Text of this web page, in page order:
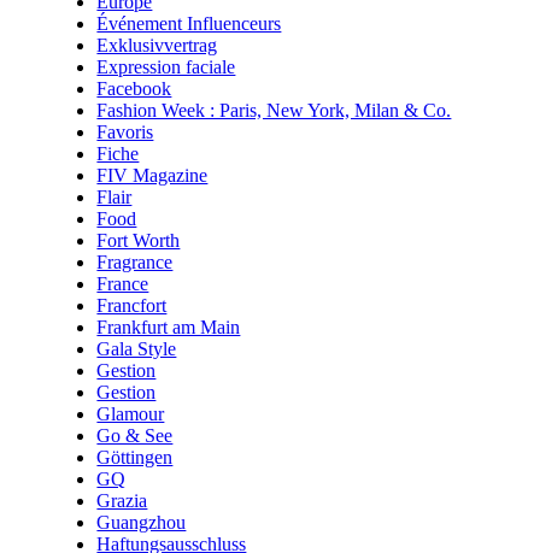
Événement Influenceurs
Exklusivvertrag
Expression faciale
Facebook
Fashion Week : Paris, New York, Milan & Co.
Favoris
Fiche
FIV Magazine
Flair
Food
Fort Worth
Fragrance
France
Francfort
Frankfurt am Main
Gala Style
Gestion
Gestion
Glamour
Go & See
Göttingen
GQ
Grazia
Guangzhou
Haftungsausschluss